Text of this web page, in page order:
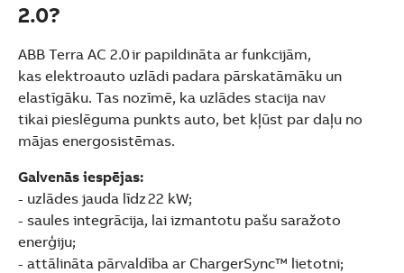
2.0?
ABB Terra AC 2.0 ir papildināta ar funkcijām,
kas elektroauto uzlādi padara pārskatāmāku un
elastīgāku. Tas nozīmē, ka uzlādes stacija nav
tikai pieslēguma punkts auto, bet kļūst par daļu no
mājas energosistēmas.
Galvenās iespējas:
- uzlādes jauda līdz 22 kW;
- saules integrācija, lai izmantotu pašu saražoto
enerģiju;
- attālināta pārvaldība ar ChargerSync™ lietotni;